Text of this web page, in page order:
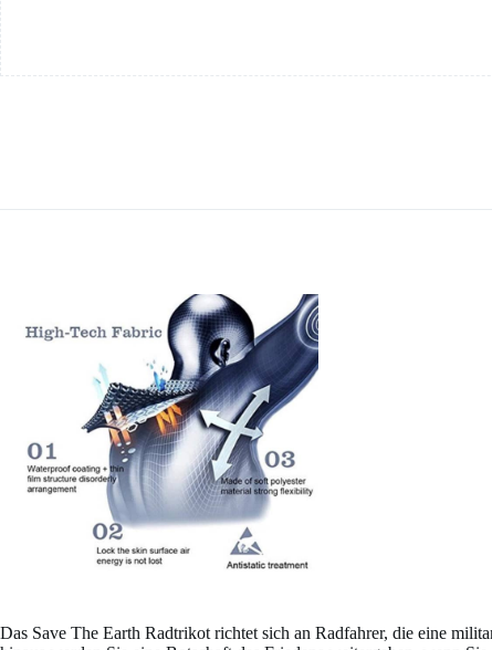
Das Save The Earth Radtrikot richtet sich an Radfahrer, die eine